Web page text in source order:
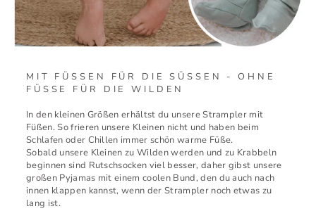
MIT FÜSSEN FÜR DIE SÜSSEN - OHNE F
ÜSSE FÜR DIE WILDEN
In den kleinen Größen erhältst du unsere Strampler mit
Füßen. So frieren unsere Kleinen nicht und haben beim
Schlafen oder Chillen immer schön warme Füße.
Sobald unsere Kleinen zu Wilden werden und zu Krabbeln
beginnen sind Rutschsocken viel besser, daher gibst unsere
großen Pyjamas mit einem coolen Bund, den du auch nach
innen klappen kannst, wenn der Strampler noch etwas zu
lang ist.